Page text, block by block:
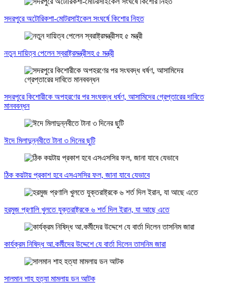
সদরপুরে অটোরিকশা-মোটরসাইকেল সংঘর্ষে কিশোর নিহত
নতুন দায়িত্ব পেলেন স্বরাষ্ট্রমন্ত্রীসহ ৫ মন্ত্রী
সদরপুরে কিশোরীকে অপহরণের পর সংঘবদ্ধ ধর্ষণ, আসামিদের গ্রেপ্তারের দাবিতে
মানববন্ধন
ঈদে মিলাদুন্নবীতে টানা ৩ দিনের ছুটি
ঠিক কয়টায় প্রকাশ হবে এসএসসির ফল, জানা যাবে যেভাবে
হরমুজ প্রণালি খুলতে যুক্তরাষ্ট্রকে ৬ শর্ত দিল ইরান, যা আছে এতে
কার্যক্রম নিষিদ্ধ আ.কর্মীদের উদ্দেশে যে বার্তা দিলেন তাসনিম জারা
সালমান শাহ হত্যা মামলায় ডন আটক